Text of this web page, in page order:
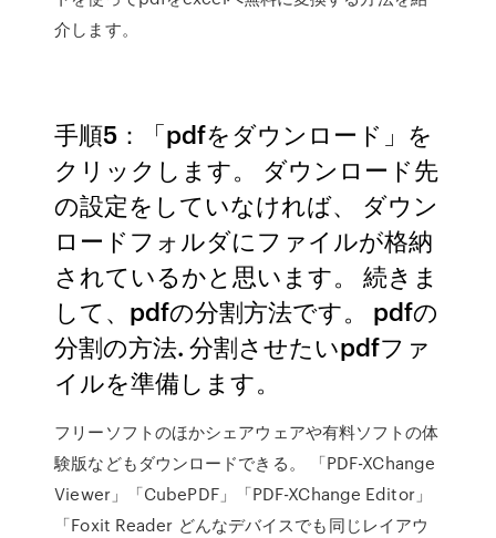
介します。
手順5：「pdfをダウンロード」を
クリックします。 ダウンロード先
の設定をしていなければ、 ダウン
ロードフォルダにファイルが格納
されているかと思います。 続きま
して、pdfの分割方法です。 pdfの
分割の方法. 分割させたいpdfファ
イルを準備します。
フリーソフトのほかシェアウェアや有料ソフトの体
験版などもダウンロードできる。 「PDF-XChange
Viewer」「CubePDF」「PDF-XChange Editor」
「Foxit Reader どんなデバイスでも同じレイアウ